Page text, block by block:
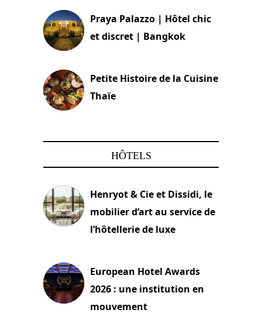
Praya Palazzo | Hôtel chic
et discret | Bangkok
Petite Histoire de la Cuisine
Thaïe
HÔTELS
Henryot & Cie et Dissidi, le
mobilier d’art au service de
l’hôtellerie de luxe
European Hotel Awards
2026 : une institution en
mouvement